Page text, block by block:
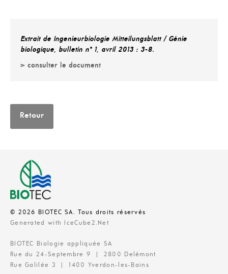
Extrait de Ingenieurbiologie Mitteilungsblatt / Génie
biologique, bulletin n° 1, avril 2013 : 3-8.
> consulter le document
Retour
© 2026 BIOTEC SA. Tous droits réservés
Generated with IceCube2.Net
BIOTEC Biologie appliquée SA
Rue du 24-Septembre 9 | 2800 Delémont
Rue Galilée 3 | 1400 Yverdon-les-Bains